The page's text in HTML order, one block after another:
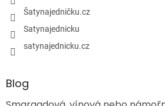
Šatynajedničku.cz
Satynajednicku
satynajednicku.cz
Blog